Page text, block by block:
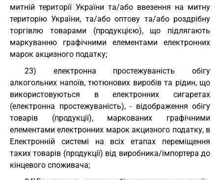
митній території України та/або ввезення на митну
територію України, та/або оптову та/або роздрібну
торгівлю товарами (продукцією), що підлягають
маркуванню графічними елементами електронних
марок акцизного податку;
23) електронна простежуваність обігу
алкогольних напоїв, тютюнових виробів та рідин, що
використовуються в електронних сигаретах
(електронна простежуваність), - відображення обігу
товарів (продукції), маркованих графічними
елементами електронних марок акцизного податку, в
Електронній системі на всіх етапах переміщення
таких товарів (продукції) від виробника/імпортера до
кінцевого споживача;